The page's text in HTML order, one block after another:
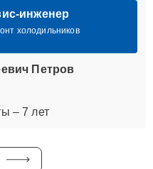
инженер
холодильников
Петров
– 7 лет